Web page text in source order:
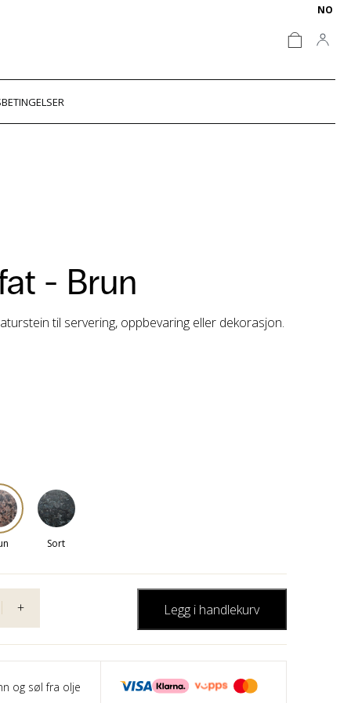
NO
- Brun
til servering, oppbevaring eller dekorasjon.
Sort
+ Legg i handlekurv
og søl fra olje